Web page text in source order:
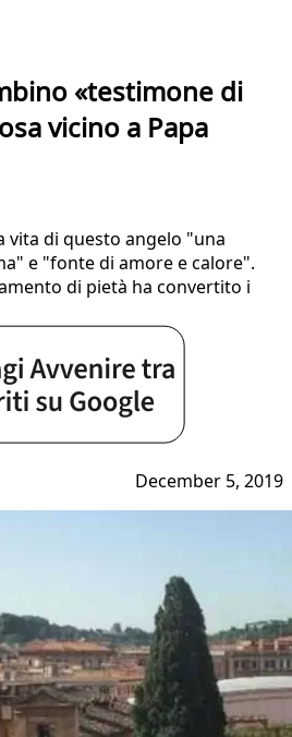
«testimone di
vicino a Papa
vita di questo angelo "una
e "fonte di amore e calore".
di pietà ha convertito i
December 5, 2019